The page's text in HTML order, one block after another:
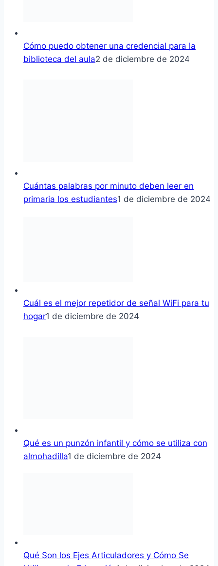
Cómo puedo obtener una credencial para la
biblioteca del aula2 de diciembre de 2024
Cuántas palabras por minuto deben leer en
primaria los estudiantes1 de diciembre de 2024
Cuál es el mejor repetidor de señal WiFi para tu
hogar1 de diciembre de 2024
Qué es un punzón infantil y cómo se utiliza con
almohadilla1 de diciembre de 2024
Qué Son los Ejes Articuladores y Cómo Se